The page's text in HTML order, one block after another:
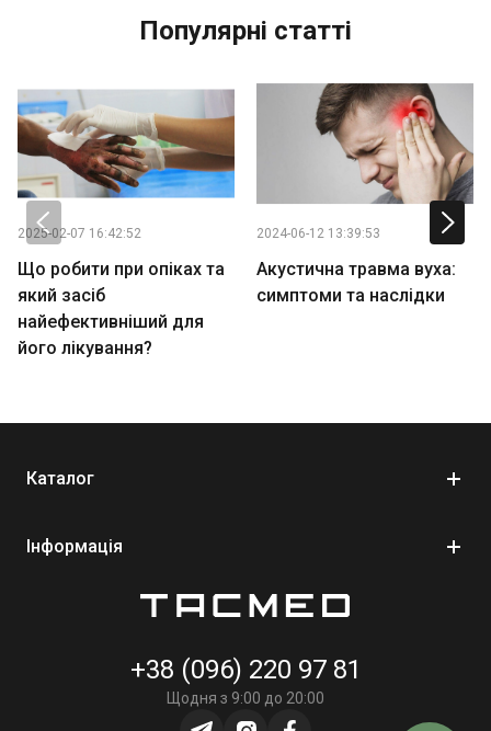
Популярні статті
2025-02-07 16:42:52
Що робити при опіках та
який засіб
найефективніший для
його лікування?
2024-06-12 13:39:53
Акустична травма вуха:
симптоми та наслідки
Каталог
Інформація
+38 (096) 220 97 81
Щодня з 9:00 до 20:00